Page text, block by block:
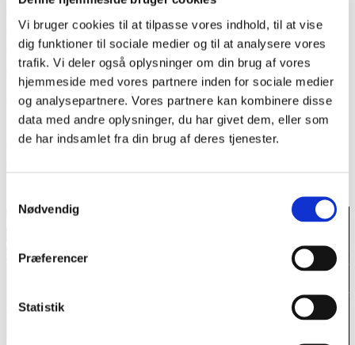
Vi bruger cookies til at tilpasse vores indhold, til at vise
dig funktioner til sociale medier og til at analysere vores
trafik. Vi deler også oplysninger om din brug af vores
hjemmeside med vores partnere inden for sociale medier
og analysepartnere. Vores partnere kan kombinere disse
data med andre oplysninger, du har givet dem, eller som
de har indsamlet fra din brug af deres tjenester.
Nødvendig
Præferencer
Statistik
formand, Mirco Reimer-Elster, efterlyste hun en udredning om
det danske mindretal. Formuleringen vil hun ikke helt stå ved
“Det var nok en lidt ‘christiansborgsk’ måde at sige det på.
Jeg ved godt, det ikke er særlig populært. Men der bør laves
en undersøgelse af: ‘Hvor er mindretallet på vej hen? Hvem er